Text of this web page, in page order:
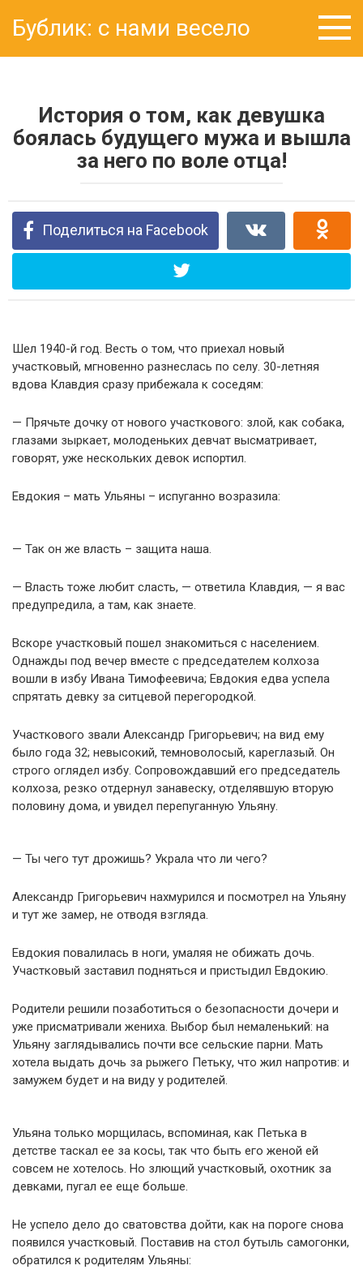
контенту
Бублик: с нами весело
История о том, как девушка
боялась будущего мужа и вышла
за него по воле отца!
Поделиться на Facebook
Шел 1940-й год. Весть о том, что приехал новый
участковый, мгновенно разнеслась по селу. 30-летняя
вдова Клавдия сразу прибежала к соседям:
— Прячьте дочку от нового участкового: злой, как собака,
глазами зыркает, молоденьких девчат высматривает,
говорят, уже нескольких девок испортил.
Евдокия – мать Ульяны – испуганно возразила:
— Так он же власть – защита наша.
— Власть тоже любит сласть, — ответила Клавдия, — я вас
предупредила, а там, как знаете.
Вскоре участковый пошел знакомиться с населением.
Однажды под вечер вместе с председателем колхоза
вошли в избу Ивана Тимофеевича; Евдокия едва успела
спрятать девку за ситцевой перегородкой.
Участкового звали Александр Григорьевич; на вид ему
было года 32; невысокий, темноволосый, кареглазый. Он
строго оглядел избу. Сопровождавший его председатель
колхоза, резко отдернул занавеску, отделявшую вторую
половину дома, и увидел перепуганную Ульяну.
— Ты чего тут дрожишь? Украла что ли чего?
Александр Григорьевич нахмурился и посмотрел на Ульяну
и тут же замер, не отводя взгляда.
Евдокия повалилась в ноги, умаляя не обижать дочь.
Участковый заставил подняться и пристыдил Евдокию.
Родители решили позаботиться о безопасности дочери и
уже присматривали жениха. Выбор был немаленький: на
Ульяну заглядывались почти все сельские парни. Мать
хотела выдать дочь за рыжего Петьку, что жил напротив: и
замужем будет и на виду у родителей.
Ульяна только морщилась, вспоминая, как Петька в
детстве таскал ее за косы, так что быть его женой ей
совсем не хотелось. Но злющий участковый, охотник за
девками, пугал ее еще больше.
Не успело дело до сватовства дойти, как на пороге снова
появился участковый. Поставив на стол бутыль самогонки,
обратился к родителям Ульяны: